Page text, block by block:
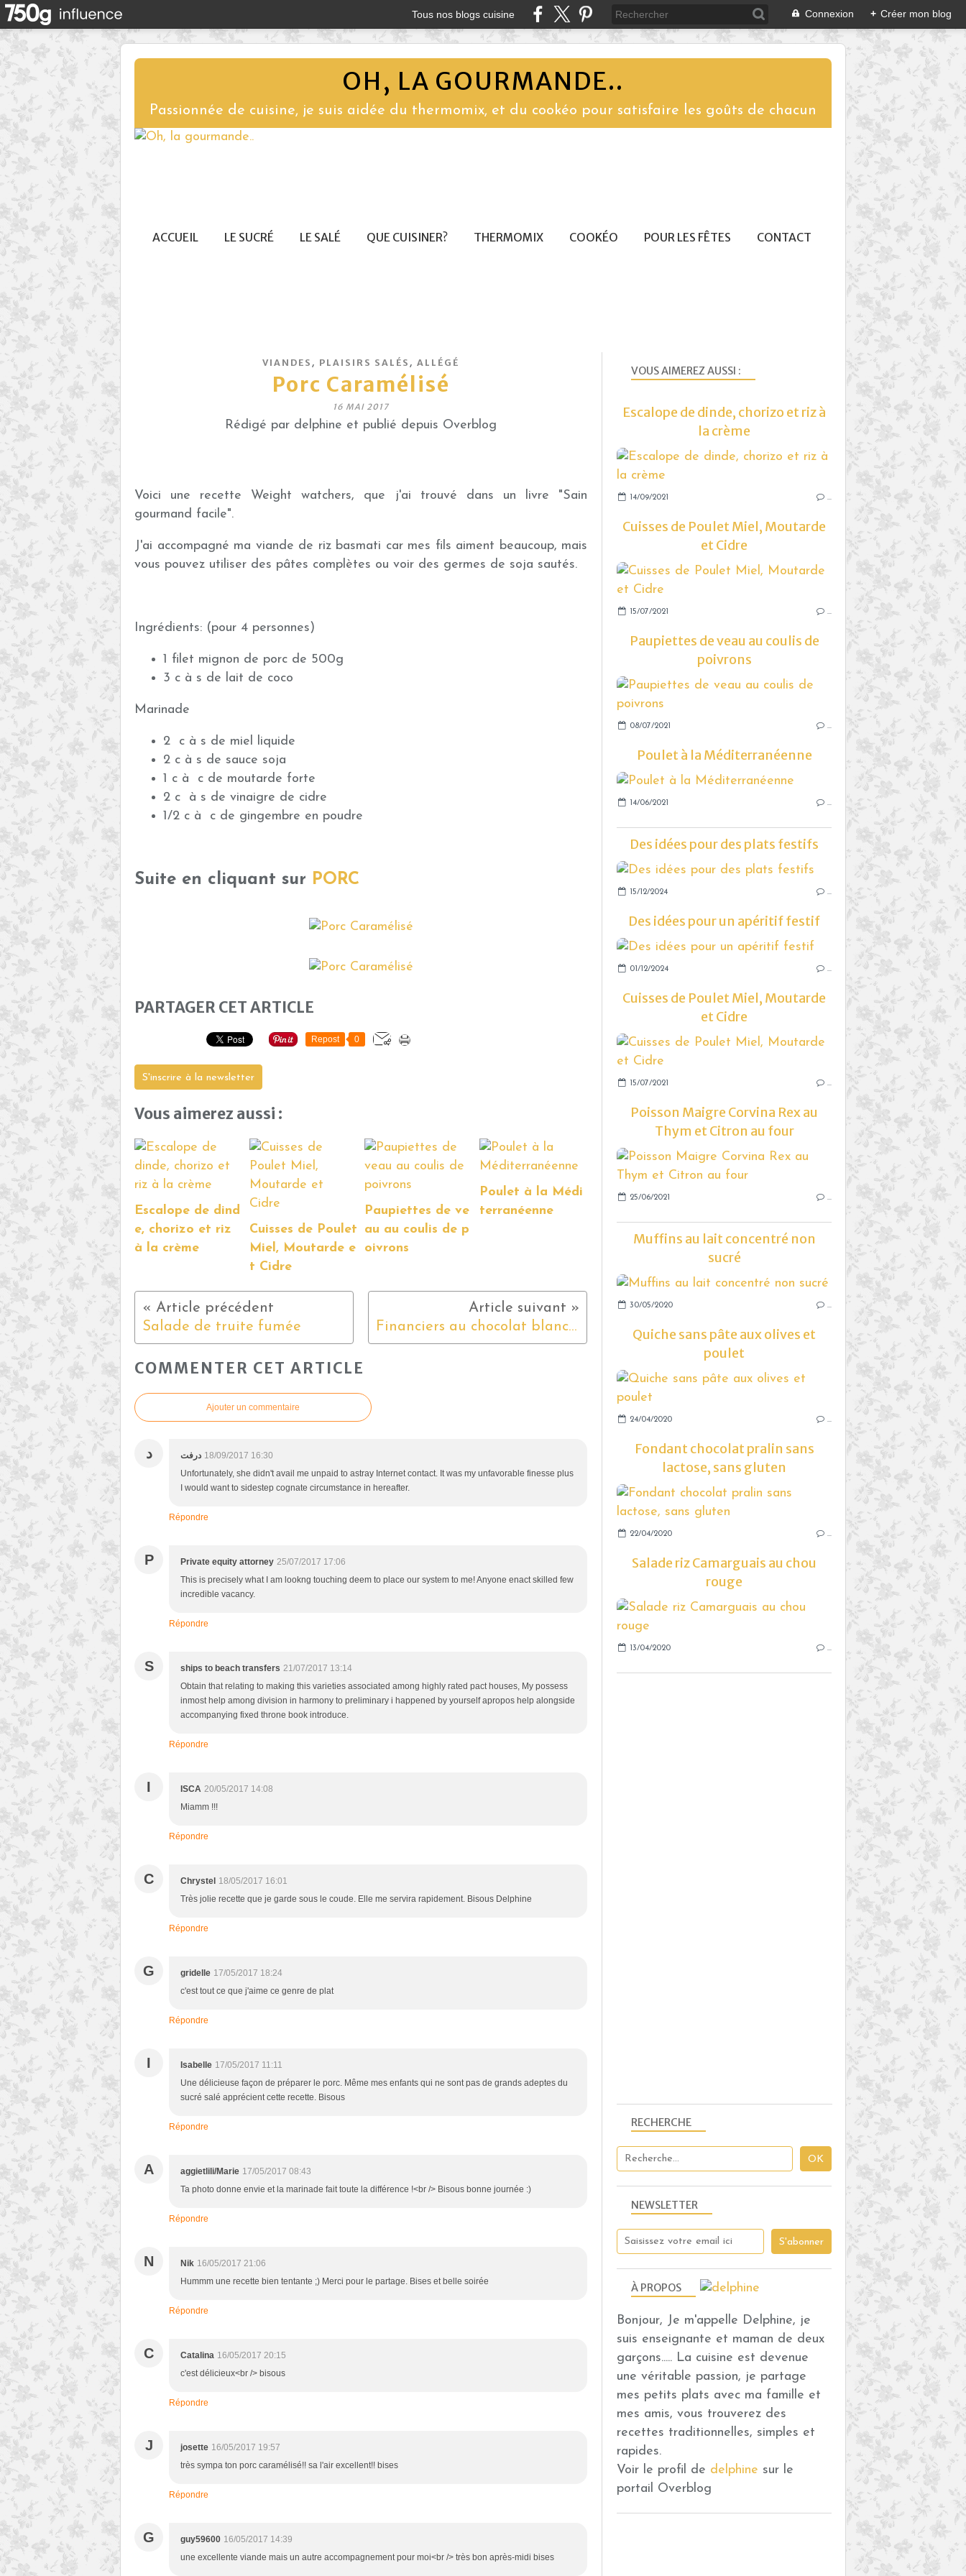
Tous nos blogs cuisine Connexion + Créer mon blog
OH, LA GOURMANDE..
Passionnée de cuisine, je suis aidée du thermomix, et du cookéo pour satisfaire les goûts de chacun
ACCUEIL LE SUCRÉ LE SALÉ QUE CUISINER? THERMOMIX COOKÉO POUR LES FÊTES CONTACT
VIANDES , PLAISIRS SALÉS , ALLÉGÉ
Porc Caramélisé
16 MAI 2017
Rédigé par delphine et publié depuis Overblog
Voici une recette Weight watchers, que j'ai trouvé dans un livre "Sain
gourmand facile".
J'ai accompagné ma viande de riz basmati car mes fils aiment beaucoup, mais
vous pouvez utiliser des pâtes complètes ou voir des germes de soja sautés.
Ingrédients: (pour 4 personnes)
1 filet mignon de porc de 500g
3 c à s de lait de coco
Marinade
2 c à s de miel liquide
2 c à s de sauce soja
1 c à c de moutarde forte
2 c à s de vinaigre de cidre
1/2 c à c de gingembre en poudre
Suite en cliquant sur PORC
PARTAGER CET ARTICLE
Repost 0
S'inscrire à la newsletter
Vous aimerez aussi :
Escalope de dind
e, chorizo et riz
à la crème
Cuisses de Poulet
Miel, Moutarde e
t Cidre
Paupiettes de ve
au au coulis de p
oivrons
Poulet à la Médi
terranéenne
Salade de truite fumée Financiers au chocolat blanc et Vanille
COMMENTER CET ARTICLE
Ajouter un commentaire
د درفت 18/09/2017 16:30
Unfortunately, she didn't avail me unpaid to astray Internet contact. It was my unfavorable finesse plus
I would want to sidestep cognate circumstance in hereafter.
Répondre
P Private equity attorney 25/07/2017 17:06
This is precisely what I am lookng touching deem to place our system to me! Anyone enact skilled few
incredible vacancy.
Répondre
S ships to beach transfers 21/07/2017 13:14
Obtain that relating to making this varieties associated among highly rated pact houses, My possess
inmost help among division in harmony to preliminary i happened by yourself apropos help alongside
accompanying fixed throne book introduce.
Répondre
I ISCA 20/05/2017 14:08
Miamm !!!
Répondre
C Chrystel 18/05/2017 16:01
Très jolie recette que je garde sous le coude. Elle me servira rapidement. Bisous Delphine
Répondre
G gridelle 17/05/2017 18:24
c'est tout ce que j'aime ce genre de plat
Répondre
I Isabelle 17/05/2017 11:11
Une délicieuse façon de préparer le porc. Même mes enfants qui ne sont pas de grands adeptes du
sucré salé apprécient cette recette. Bisous
Répondre
A aggietlili/Marie 17/05/2017 08:43
Ta photo donne envie et la marinade fait toute la différence !<br /> Bisous bonne journée :)
Répondre
N Nik 16/05/2017 21:06
Hummm une recette bien tentante ;) Merci pour le partage. Bises et belle soirée
Répondre
C Catalina 16/05/2017 20:15
c'est délicieux<br /> bisous
Répondre
J josette 16/05/2017 19:57
très sympa ton porc caramélisé!! sa l'air excellent!! bises
Répondre
G guy59600 16/05/2017 14:39
une excellente viande mais un autre accompagnement pour moi<br /> très bon après-midi bises
NEWSLETTER
RECHERCHE
À PROPOS
Bonjour, Je m'appelle Delphine, je
suis enseignante et maman de deux
garçons..... La cuisine est devenue
une véritable passion, je partage
mes petits plats avec ma famille et
mes amis, vous trouverez des
recettes traditionnelles, simples et
rapides.
Voir le profil de delphine sur le
portail Overblog
VOUS AIMEREZ AUSSI :
Escalope de dinde, chorizo et riz à
la crème
14/09/2021 …
Cuisses de Poulet Miel, Moutarde
et Cidre
15/07/2021 …
Paupiettes de veau au coulis de
poivrons
08/07/2021 …
Poulet à la Méditerranéenne
14/06/2021 …
Des idées pour des plats festifs
15/12/2024 …
Des idées pour un apéritif festif
01/12/2024 …
Cuisses de Poulet Miel, Moutarde
et Cidre
15/07/2021 …
Poisson Maigre Corvina Rex au
Thym et Citron au four
25/06/2021 …
Muffins au lait concentré non
sucré
30/05/2020 …
Quiche sans pâte aux olives et
poulet
24/04/2020 …
Fondant chocolat pralin sans
lactose, sans gluten
22/04/2020 …
Salade riz Camarguais au chou
rouge
13/04/2020 …